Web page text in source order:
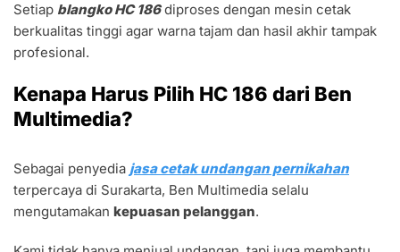
Setiap blangko HC 186diproses dengan mesin cetak
berkualitas tinggi agar warna tajam dan hasil akhir tampak
profesional.
Kenapa Harus Pilih HC 186 dari Ben
Multimedia?
Sebagai penyedia jasa cetak undangan pernikahan
terpercaya di Surakarta, Ben Multimedia selalu
mengutamakan kepuasan pelanggan.